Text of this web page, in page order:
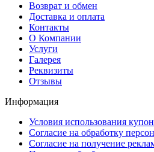
Возврат и обмен
Доставка и оплата
Контакты
О Компании
Услуги
Галерея
Реквизиты
Отзывы
Информация
Условия использования
Согласие на обработку
Согласие на получение